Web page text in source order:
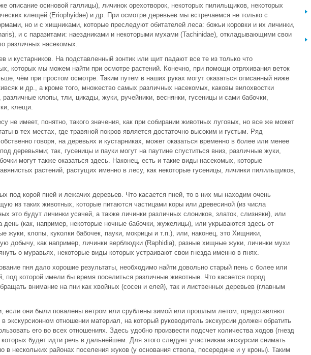
описание осиновой галлицы), личинок орехотворок, некоторых пилильщиков, некоторых
клещей (Eriophyidae) и др. При осмотре деревьев мы встречаемся не только с
но и с хищниками, которые преследуют обитателей леса: божьи коровки и их личинки,
и с паразитами: наездниками и некоторыми мухами (Tachinidae), откладывающими свои
различных насекомых.
и кустарников. На подставленный зонтик или щит падают все те из только что
которых мы можем найти при осмотре растений. Конечно, при помощи отряхивания веток
чём при простом осмотре. Таким путем в наших руках могут оказаться описанный ниже
и др., а кроме того, множество самых различных насекомых, каковы вилохвостки
различные клопы, тли, цикады, жуки, ручейники, веснянки, гусеницы и сами бабочки,
клещи.
не имеет, понятно, такого значения, как при собирании животных луговых, но все же может
в тех местах, где травяной покров является достаточно высоким и густым. Ряд
говоря, на деревьях и кустарниках, может оказаться временно в более или менее
деревьями; так, гусеницы и пауки могут на паутине спуститься вниз, различные жуки,
могут также оказаться здесь. Наконец, есть и такие виды насекомых, которые
растений, растущих именно в лесу, как некоторые гусеницы, личинки пилильщиков,
под корой пней и лежачих деревьев. Что касается пней, то в них мы находим очень
из таких животных, которые питаются частицами коры или древесиной (из числа
это будут личинки усачей, а также личинки различных слоников, златок, слизняки), или
день (как, например, некоторые ночные бабочки, жужелицы), или укрываются здесь от
жуки, клопы, куколки бабочек, пауки, мокрицы и т.п.), или, наконец, это Хищники,
добычу, как например, личинки верблюдки (Raphidia), разные хищные жуки, личинки мухи
о муравьях, некоторые виды которых устраивают свои гнезда именно в пнях.
пня дало хорошие результаты, необходимо найти довольно старый пень с более или
под которой имели бы время поселиться различные животные. Что касается пород
внимание на пни как хвойных (сосен и елей), так и лиственных деревьев (главным
если они были повалены ветром или срублены зимой или прошлым летом, представляют
экскурсионном отношении материал, на который руководитель экскурсии должен обратить
его во всех отношениях. Здесь удобно произвести подсчет количества ходов (гнезд
будет идти речь в дальнейшем. Для этого следует участникам экскурсии снимать
в нескольких районах поселения жуков (у основания ствола, посередине и у кроны). Таким